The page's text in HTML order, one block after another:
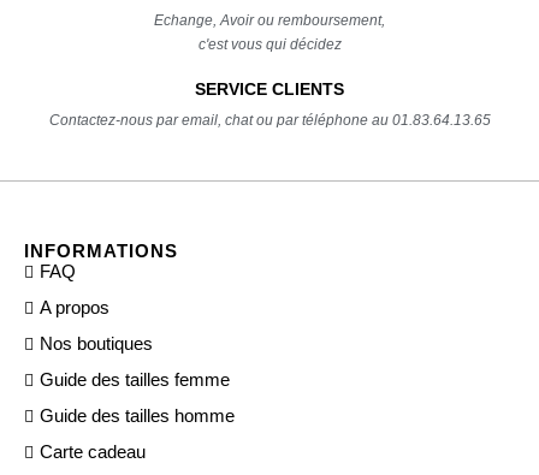
Echange, Avoir ou remboursement,
c'est vous qui décidez
SERVICE CLIENTS
Contactez-nous par email, chat ou par téléphone au 01.83.64.13.65
INFORMATIONS
FAQ
A propos
Nos boutiques
Guide des tailles femme
Guide des tailles homme
Carte cadeau